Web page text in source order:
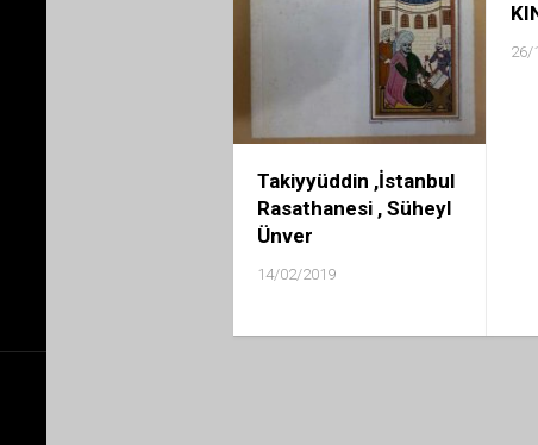
Takiyyüddin ,İstanbul
Rasathanesi , Süheyl
Ünver
14/02/2019
26/